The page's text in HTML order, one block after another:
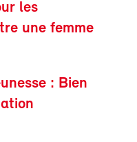
les
une femme
: Bien